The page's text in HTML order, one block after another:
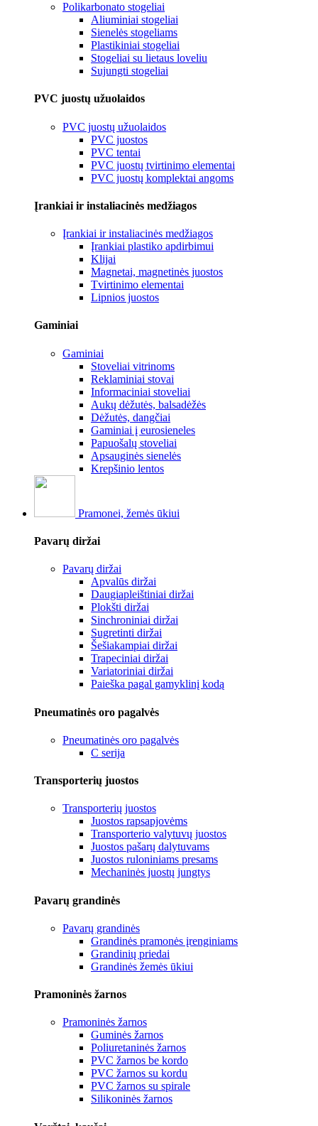
Polikarbonato stogeliai
Aliuminiai stogeliai
Sienelės stogeliams
Plastikiniai stogeliai
Stogeliai su lietaus loveliu
Sujungti stogeliai
PVC juostų užuolaidos
PVC juostų užuolaidos
PVC juostos
PVC tentai
PVC juostų tvirtinimo elementai
PVC juostų komplektai angoms
Įrankiai ir instaliacinės medžiagos
Įrankiai ir instaliacinės medžiagos
Įrankiai plastiko apdirbimui
Klijai
Magnetai, magnetinės juostos
Tvirtinimo elementai
Lipnios juostos
Gaminiai
Gaminiai
Stoveliai vitrinoms
Reklaminiai stovai
Informaciniai stoveliai
Aukų dėžutės, balsadėžės
Dėžutės, dangčiai
Gaminiai į eurosieneles
Papuošalų stoveliai
Apsauginės sienelės
Krepšinio lentos
Pramonei, žemės ūkiui
Pavarų diržai
Pavarų diržai
Apvalūs diržai
Daugiapleištiniai diržai
Plokšti diržai
Sinchroniniai diržai
Sugretinti diržai
Šešiakampiai diržai
Trapeciniai diržai
Variatoriniai diržai
Paieška pagal gamyklinį kodą
Pneumatinės oro pagalvės
Pneumatinės oro pagalvės
C serija
Transporterių juostos
Transporterių juostos
Juostos rapsapjovėms
Transporterio valytuvų juostos
Juostos pašarų dalytuvams
Juostos ruloniniams presams
Mechaninės juostų jungtys
Pavarų grandinės
Pavarų grandinės
Grandinės pramonės įrenginiams
Grandinių priedai
Grandinės žemės ūkiui
Pramoninės žarnos
Pramoninės žarnos
Guminės žarnos
Poliuretaninės žarnos
PVC žarnos be kordo
PVC žarnos su kordu
PVC žarnos su spirale
Silikoninės žarnos